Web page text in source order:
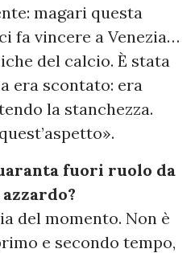
magari questa
fa vincere a Venezia…
del calcio. È stata
era scontato: era
la stanchezza.
fuori ruolo da
del momento. Non è
e secondo tempo,